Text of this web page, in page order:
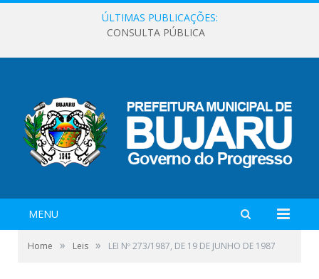
ÚLTIMAS PUBLICAÇÕES:
CONSULTA PÚBLICA
MENU
Home » Leis » LEI Nº 273/1987, DE 19 DE JUNHO DE 1987